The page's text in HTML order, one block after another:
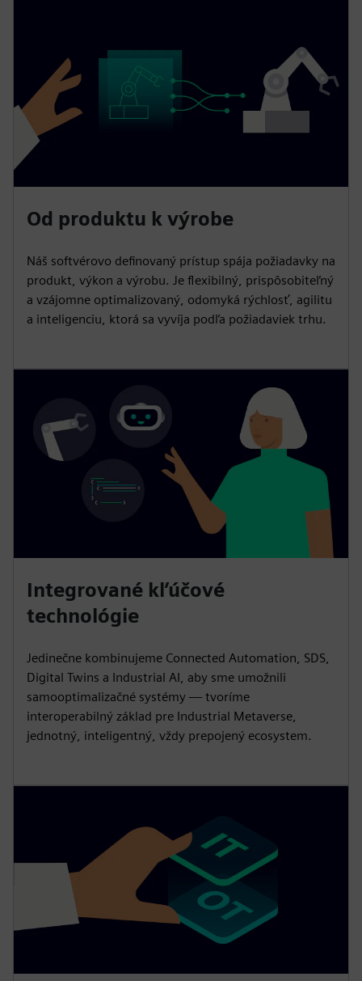
Od produktu k výrobe
Náš softvérovo definovaný prístup spája požiadavky na
produkt, výkon a výrobu. Je flexibilný, prispôsobiteľný
a vzájomne optimalizovaný, odomyká rýchlosť, agilitu
a inteligenciu, ktorá sa vyvíja podľa požiadaviek trhu.
Integrované kľúčové
technológie
Jedinečne kombinujeme Connected Automation, SDS,
Digital Twins a Industrial AI, aby sme umožnili
samooptimalizačné systémy — tvoríme
interoperabilný základ pre Industrial Metaverse,
jednotný, inteligentný, vždy prepojený ecosystem.